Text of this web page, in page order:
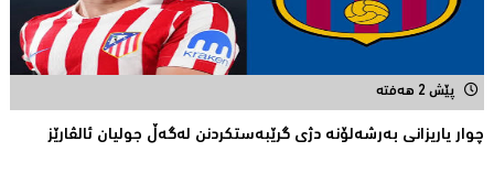
پێش 2 هەفتە
چوار یاریزانی بەرشەلۆنە دژی گرێبەستکردنن لەگەڵ جولیان ئالڤارێز